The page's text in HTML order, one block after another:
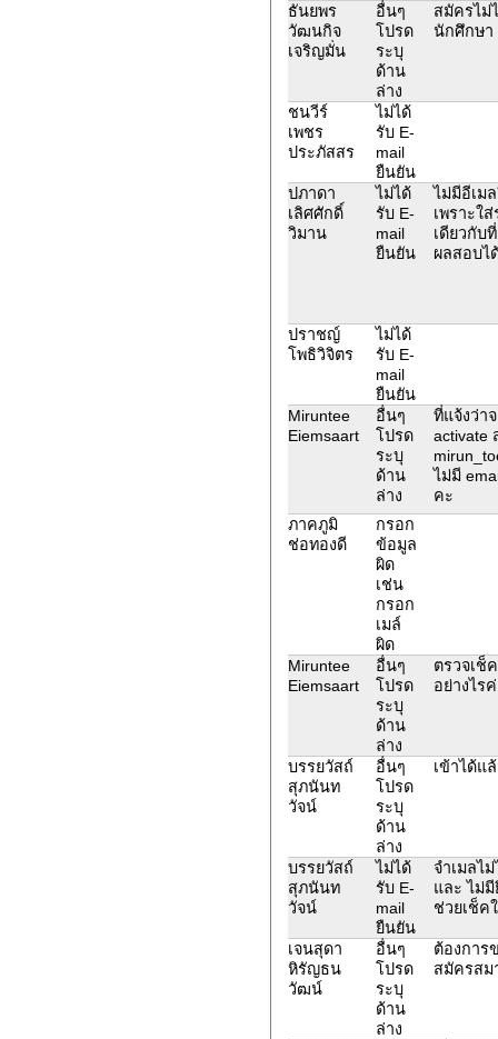
ธันยพร
วัฒนกิจ
เจริญมั่น
อื่นๆ
โปรด
ระบุ
ด้าน
ล่าง
สมัครไม่
นักศึกษา
ชนวีร์
เพชร
ประภัสสร
ไม่ได้
รับ E-
mail
ยืนยัน
ปภาดา
เลิศศักดิ์
วิมาน
ไม่ได้
รับ E-
mail
ยืนยัน
ไม่มีอีเม
เพราะใ
เดียวกับ
ผลสอบไ
ปราชญ์
โพธิวิจิตร
ไม่ได้
รับ E-
mail
ยืนยัน
Miruntee
Eiemsaart
อื่นๆ
โปรด
ระบุ
ด้าน
ล่าง
ที่แจ้งว่า
activate
ไม่มี
คะ
ภาคภูมิ
ช่อทองดี
กรอก
ข้อมูล
ผิด
เช่น
กรอก
เมล์
ผิด
Miruntee
Eiemsaart
อื่นๆ
โปรด
ระบุ
ด้าน
ล่าง
ตรวจเช็
อย่างไร
บรรยวัสถ์
สุภนันท
วัจน์
อื่นๆ
โปรด
ระบุ
ด้าน
ล่าง
เข้าได้แ
บรรยวัสถ์
สุภนันท
วัจน์
ไม่ได้
รับ E-
mail
ยืนยัน
จำเมลไ
และ ไม่
ช่วยเช็ค
เจนสุดา
หิรัญธน
วัฒน์
อื่นๆ
โปรด
ระบุ
ด้าน
ล่าง
ต้องการ
สมัครสม